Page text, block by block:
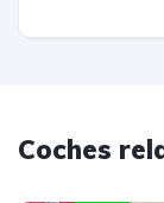
Coches